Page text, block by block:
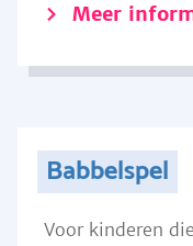
Meer
Babbelspel
Voor kinderen